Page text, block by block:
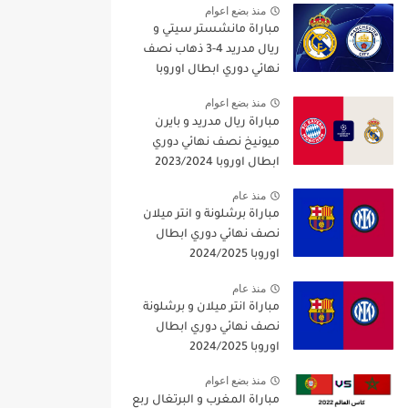
منذ بضع اعوام
مباراة مانشستر سيتي و
ريال مدريد 4-3 ذهاب نصف
نهائي دوري ابطال اوروبا
منذ بضع اعوام
مباراة ريال مدريد و بايرن
ميونيخ نصف نهائي دوري
ابطال اوروبا 2023/2024
منذ عام
مباراة برشلونة و انتر ميلان
نصف نهائي دوري ابطال
اوروبا 2024/2025
منذ عام
مباراة انتر ميلان و برشلونة
نصف نهائي دوري ابطال
اوروبا 2024/2025
منذ بضع اعوام
مباراة المغرب و البرتغال ربع